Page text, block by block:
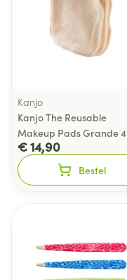
Kanjo
Kanjo The Reusable
Makeup Pads Grande 4
€ 14,90
Bestel